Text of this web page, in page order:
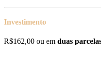
Investimento
R$162,00 ou em duas